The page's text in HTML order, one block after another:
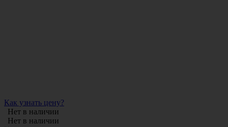
Как узнать цену?
Нет в наличии
Нет в наличии